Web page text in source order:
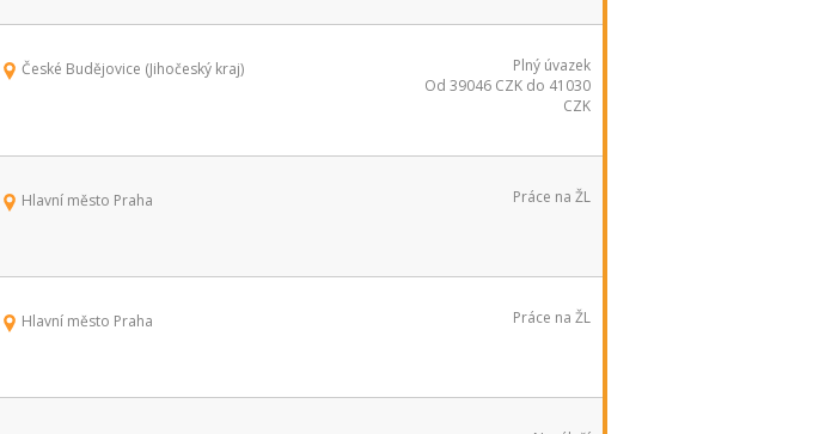
České Budějovice (Jihočeský kraj)
Plný úvazek
Od 39046 CZK do 41030
CZK
Hlavní město Praha Práce na ŽL
Hlavní město Praha Práce na ŽL